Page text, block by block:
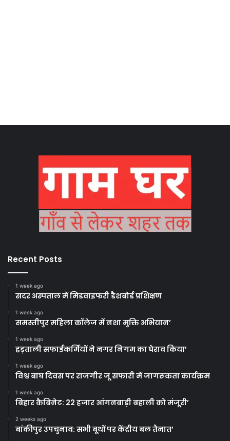
Recent Posts
1 week ago
सदर अस्पताल में मिडवाइफरी डैशबोर्ड प्रशिक्षण
1 week ago
समस्तीपुर महिला कॉलेज में नशा मुक्ति अभियान’
1 week ago
हड़ताली सफाईकर्मियों ने नगर निगम का घेराव किया’
1 week ago
विश्व बाघ दिवस पर राजगीर जू सफारी में जागरूकता कार्यक्रम
1 week ago
बिहार कैबिनेट: 22 हजार आंगनबाड़ी बहाली को मंजूरी’
2 weeks ago
बांकीपुर उपचुनाव: सभी बूथों पर केंद्रीय बल तैनात’